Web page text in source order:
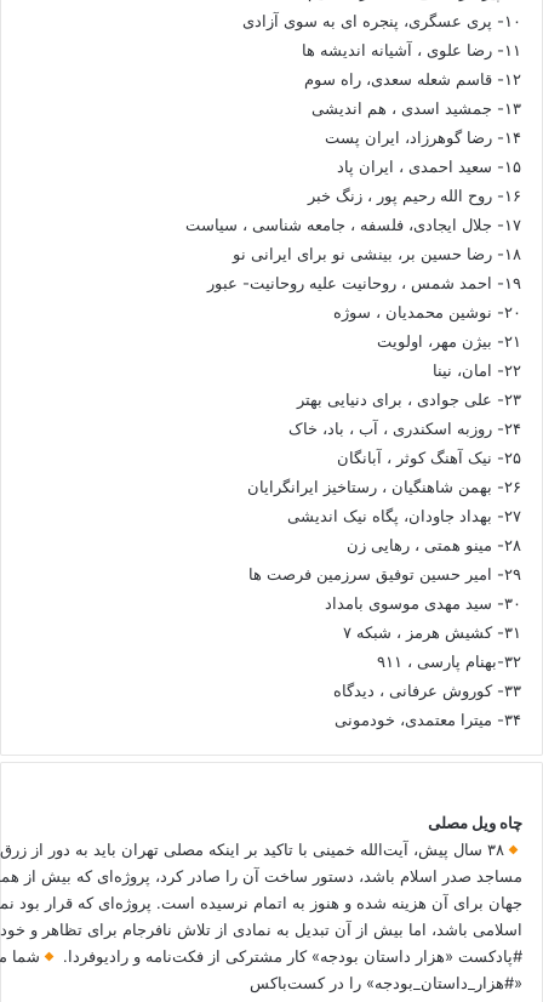
۱۰- پری عسگری، پنجره ای به سوی آزادی
۱۱- رضا علوی ، آشیانه اندیشه ها
۱۲- قاسم شعله سعدی، راه سوم
۱۳- جمشید اسدی ، هم اندیشی
۱۴- رضا گوهرزاد، ایران پست
۱۵- سعید احمدی ، ایران پاد
۱۶- روح الله رحیم پور ، زنگ خبر
۱۷- جلال ایجادی، فلسفه ، جامعه شناسی ، سیاست
۱۸- رضا حسین بر، بینشی نو برای ایرانی نو
۱۹- احمد شمس ، روحانیت علیه روحانیت- عبور
۲۰- نوشین محمدیان ، سوژه
۲۱- بیژن مهر، اولویت
۲۲- امان، نینا
۲۳- علی جوادی ، برای دنیایی بهتر
۲۴- روزبه اسکندری ، آب ، باد، خاک
۲۵- نیک آهنگ کوثر ، آبانگان
۲۶- بهمن شاهنگیان ، رستاخیز ایرانگرایان
۲۷- بهداد جاودان، پگاه نیک اندیشی
۲۸- مینو همتی ، رهایی زن
۲۹- امیر حسین توفیق سرزمین فرصت ها
۳۰- سید مهدی موسوی بامداد
۳۱- کشیش هرمز ، شبکه ۷
۳۲-بهنام پارسی ، ۹۱۱
۳۳- کوروش عرفانی ، دیدگاه
۳۴- میترا معتمدی، خودمونی
چاه ویل مصلی
۳۸ سال پیش، آیت‌الله خمینی با تاکید بر اینکه مصلی تهران باید به دور از
مساجد صدر اسلام باشد، دستور ساخت آن را صادر کرد، پروژه‌ای که بیش از
جهان برای آن هزینه شده و هنوز به اتمام نرسیده است. پروژه‌ای که قرار بود
اسلامی باشد، اما بیش از آن تبدیل به نمادی از تلاش نافرجام برای تظاهر و
#پادکست «هزار داستان بودجه» کار مشترکی از فکت‌نامه و رادیوفردا.
شما
«#هزار_داستان_بودجه» را در کست‌باکس